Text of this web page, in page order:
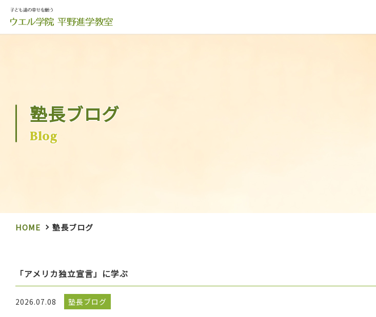
塾長ブログ
Blog
HOME 塾長ブログ
「アメリカ独立宣言」に学ぶ
2026.07.08 塾長ブログ